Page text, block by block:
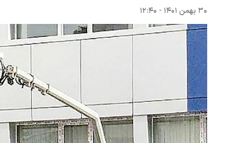
۳۰ بهمن ۱۴۰۱ - ۱۲:۴۰